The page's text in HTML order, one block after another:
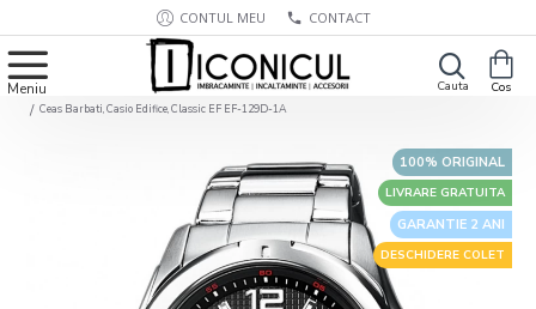
CONTUL MEU CONTACT
Ceas Barbati, Casio Edifice, Classic EF EF-129D-1A
GARANTIE 2 ANI
100% ORIGINAL
LIVRARE GRATUITA
DESCHIDERE COLET